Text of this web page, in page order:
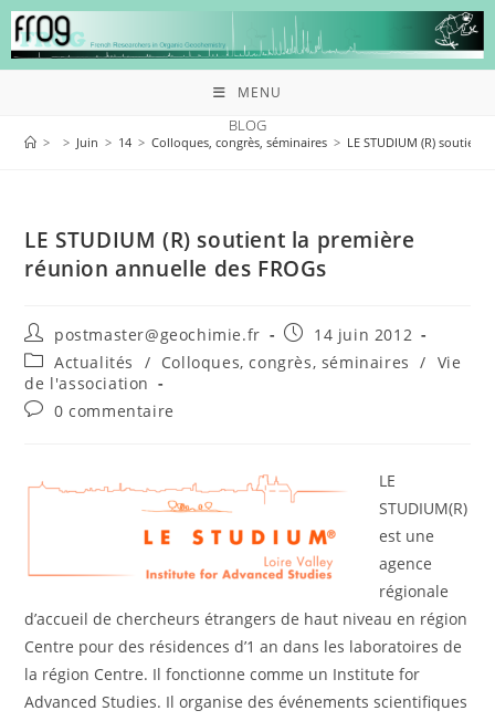
MENU
BLOG
> > Juin > 14 > Colloques, congrès, séminaires > LE STUDIUM (R)
LE STUDIUM (R) soutient la première
réunion annuelle des FROGs
postmaster@geochimie.fr
14 juin 2012
Actualités
/ Colloques, congrès, séminaires / Vie
de l'association
0 commentaire
LE
STUDIUM(R)
est une
agence
régionale
d’accueil de chercheurs étrangers de haut niveau en région
Centre pour des résidences d’1 an dans les laboratoires de
la région Centre. Il fonctionne comme un Institute for
Advanced Studies. Il organise des événements scientifiques